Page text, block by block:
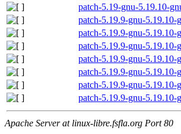
patch-5.19-gnu-5.19.10-
patch-5.19.9-gnu-5.19.10-
patch-5.19.9-gnu-5.19.10-
patch-5.19.9-gnu-5.19.10-
patch-5.19.9-gnu-5.19.10-
patch-5.19.9-gnu-5.19.10-
patch-5.19.9-gnu-5.19.10-
patch-5.19.9-gnu-5.19.10-
Apache Server at linux-libre.fsfla.org Port 80